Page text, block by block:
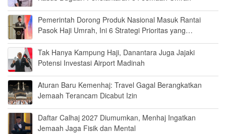
Pemerintah Dorong Produk Nasional Masuk Rantai
Pasok Haji Umrah, Ini 6 Strategi Prioritas yang
Disiapkan
Tak Hanya Kampung Haji, Danantara Juga Jajaki
Potensi Investasi Airport Madinah
Aturan Baru Kemenhaj: Travel Gagal Berangkatkan
Jemaah Terancam Dicabut Izin
Daftar Calhaj 2027 Diumumkan, Menhaj Ingatkan
Jemaah Jaga Fisik dan Mental